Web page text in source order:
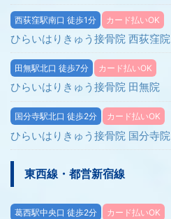
西荻窪駅南口 徒歩1分 カード払いOK
ひらいはりきゅう接骨院 西荻窪院
田無駅北口 徒歩7分 カード払いOK
ひらいはりきゅう接骨院 田無院
国分寺駅北口 徒歩2分 カード払いOK
ひらいはりきゅう接骨院 国分寺院
東西線・都営新宿線
葛西駅中央口 徒歩2分 カード払いOK